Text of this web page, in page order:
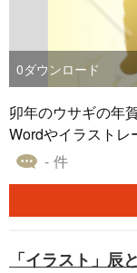
0ダウンロード
卯年のウサギの年
Wordやイラストレ
します。
- 件
「イラスト」辰